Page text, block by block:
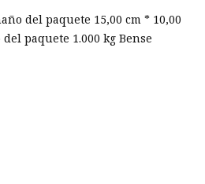
del paquete 15,00 cm * 10,00
paquete 1.000 kg Bense